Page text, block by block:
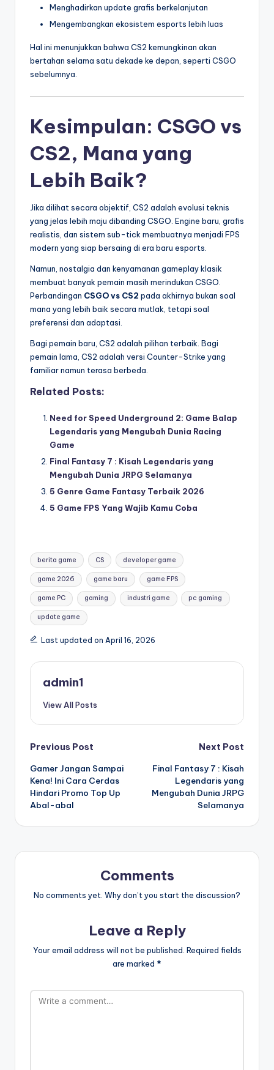
Menghadirkan update grafis berkelanjutan
Mengembangkan ekosistem esports lebih luas
Hal ini menunjukkan bahwa CS2 kemungkinan akan
bertahan selama satu dekade ke depan, seperti CSGO
sebelumnya.
Kesimpulan: CSGO vs
CS2, Mana yang
Lebih Baik?
Jika dilihat secara objektif, CS2 adalah evolusi teknis
yang jelas lebih maju dibanding CSGO. Engine baru, grafis
realistis, dan sistem sub-tick membuatnya menjadi FPS
modern yang siap bersaing di era baru esports.
Namun, nostalgia dan kenyamanan gameplay klasik
membuat banyak pemain masih merindukan CSGO.
Perbandingan CSGO vs CS2 pada akhirnya bukan soal
mana yang lebih baik secara mutlak, tetapi soal
preferensi dan adaptasi.
Bagi pemain baru, CS2 adalah pilihan terbaik. Bagi
pemain lama, CS2 adalah versi Counter-Strike yang
familiar namun terasa berbeda.
Related Posts:
Need for Speed Underground 2: Game Balap
Legendaris yang Mengubah Dunia Racing
Game
Final Fantasy 7 : Kisah Legendaris yang
Mengubah Dunia JRPG Selamanya
5 Genre Game Fantasy Terbaik 2026
5 Game FPS Yang Wajib Kamu Coba
Tags:
berita game CS developer game
game 2026 game baru game FPS
game PC gaming industri game pc gaming
update game
Last updated on April 16, 2026
admin1
View All Posts
Post
navigation
Previous Post
Gamer Jangan Sampai
Kena! Ini Cara Cerdas
Hindari Promo Top Up
Abal-abal
Next Post
Final Fantasy 7 : Kisah
Legendaris yang
Mengubah Dunia JRPG
Selamanya
Comments
No comments yet. Why don’t you start the discussion?
Leave a Reply
Your email address will not be published. Required fields
are marked *